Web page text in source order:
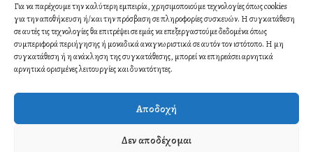
Για να παρέχουμε την καλύτερη εμπειρία, χρησιμοποιούμε τεχνολογίες όπως cookies
για την αποθήκευση ή/και την πρόσβαση σε πληροφορίες συσκευών. Η συγκατάθεση
σε αυτές τις τεχνολογίες θα επιτρέψει σε εμάς να επεξεργαστούμε δεδομένα όπως
συμπεριφορά περιήγησης ή μοναδικά αναγνωριστικά σε αυτόν τον ιστότοπο. Η μη
συγκατάθεση ή η ανάκληση της συγκατάθεσης, μπορεί να επηρεάσει αρνητικά
αρνητικά ορισμένες λειτουργίες και δυνατότητες.
Αποδοχή
Δεν αποδέχομαι